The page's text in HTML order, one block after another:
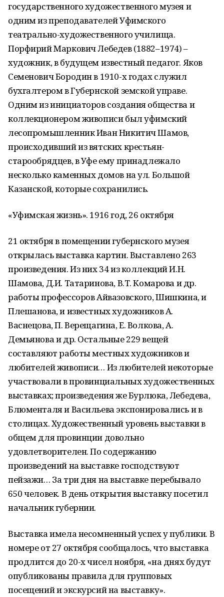
государственного художественного музея и
одним из преподавателей Уфимского
театрально-художественного училища.
Порфирий Маркович Лебедев (1882–1974) –
художник, в будущем известный педагог. Яков
Семенович Бородин в 1910-х годах служил
бухгалтером в Губернской земской управе.
Одним из инициаторов создания общества и
коллекционером живописи был уфимский
лесопромышленник Иван Никитич Шамов,
происходивший из вятских крестьян-
старообрядцев, в Уфе ему принадлежало
несколько каменных домов на ул. Большой
Казанской, которые сохранились.
«Уфимская жизнь». 1916 год, 26 октября
21 октября в помещении губернского музея
открылась выставка картин. Выставлено 263
произведения. Из них 34 из коллекций И.Н.
Шамова, Д.И. Татаринова, В.Т. Комарова и др.
работы профессоров Айвазовского, Шишкина, и
Плешанова, и известных художников А.
Васнецова, П. Верещагина, Е. Волкова, А.
Демьянова и др. Остальные 229 вещей
составляют работы местных художников и
любителей живописи… Из любителей некоторые
участвовали в провинциальных художественных
выставках; произведения же Бурлюка, Лебедева,
Блюменталя и Васильева экспонировались и в
столицах. Художественный уровень выставки в
общем для провинции довольно
удовлетворителен. По содержанию
произведений на выставке господствуют
пейзажи… За три дня на выставке перебывало
650 человек. В день открытия выставку посетил
начальник губернии.
Выставка имела несомненный успех у публики. В
номере от 27 октября сообщалось, что выставка
продлится до 20-х чисел ноября, «на днях будут
опубликованы правила для групповых
посещений и экскурсий на выставку».